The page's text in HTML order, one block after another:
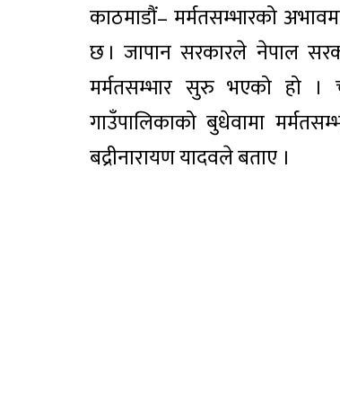
काठमाडौं– मर्मतसम्भारको
छ । जापान सरकारले नेपाल
मर्मतसम्भार सुरु भएको हो ।
गाउँपालिकाको बुधेवामा
बद्रीनारायण यादवले बताए ।